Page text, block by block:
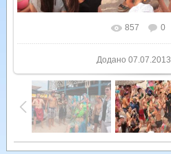
У реальному розмірі
857 0
Додано 07.07.2013